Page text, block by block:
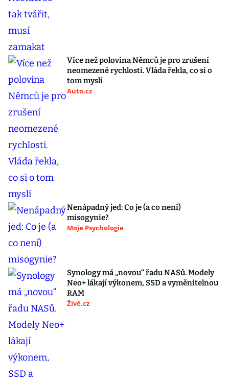
Více než polovina Němců je pro zrušení
neomezené rychlosti. Vláda řekla, co si o
tom myslí
Auto.cz
Nenápadný jed: Co je (a co není)
misogynie?
Moje Psychologie
Synology má „novou“ řadu NASů. Modely
Neo+ lákají výkonem, SSD a vyměnitelnou
RAM
Živě.cz